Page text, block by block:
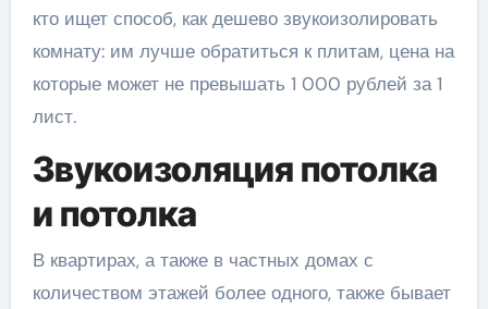
кто ищет способ, как дешево звукоизолировать
комнату: им лучше обратиться к плитам, цена на
которые может не превышать 1 000 рублей за 1
лист.
Звукоизоляция потолка
и потолка
В квартирах, а также в частных домах с
количеством этажей более одного, также бывает